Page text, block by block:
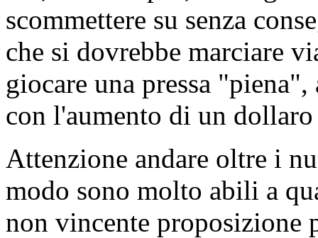
scommettere su senza
che si dovrebbe marciare
giocare una pressa
con l'aumento di un
Attenzione andare oltre i
modo sono molto abili a
non vincente proposizione